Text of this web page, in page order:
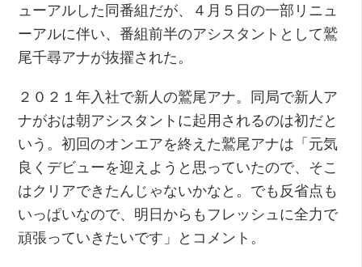
ューアルした同番組だが、４月５日の一部リニュ
ーアルに伴い、番組前半のアシスタントとして鷲
尾千尋アナが抜擢された。
２０２１年入社で新人の鷲尾アナ。同局で新人ア
ナがおは朝アシスタントに起用されるのは初だと
いう。初回のオンエアを終えた鷲尾アナは「元気
良くデビューを迎えようと思っていたので、そこ
はクリアできたんじゃないかなと。でも反省点も
いっぱいなので、明日からもフレッシュに全力で
頑張っていきたいです」とコメント。